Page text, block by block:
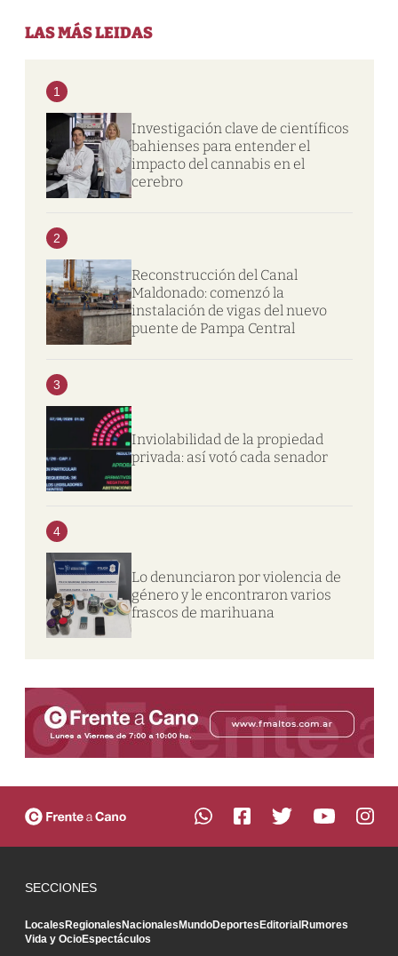
LAS MÁS LEIDAS
1
Investigación clave de científicos
bahienses para entender el
impacto del cannabis en el
cerebro
2
Reconstrucción del Canal
Maldonado: comenzó la
instalación de vigas del nuevo
puente de Pampa Central
3
Inviolabilidad de la propiedad
privada: así votó cada senador
4
Lo denunciaron por violencia de
género y le encontraron varios
frascos de marihuana
SECCIONES
LocalesRegionalesNacionalesMundoDeportesEditorialRumores
Vida y OcioEspectáculos